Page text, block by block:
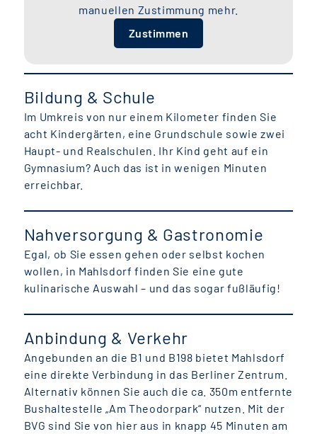
manuellen Zustimmung mehr.
Zustimmen
Bildung & Schule
Im Umkreis von nur einem Kilometer finden Sie
acht Kindergärten, eine Grundschule sowie zwei
Haupt- und Realschulen. Ihr Kind geht auf ein
Gymnasium? Auch das ist in wenigen Minuten
erreichbar.
Nahversorgung & Gastronomie
Egal, ob Sie essen gehen oder selbst kochen
wollen, in Mahlsdorf finden Sie eine gute
kulinarische Auswahl – und das sogar fußläufig!
Anbindung & Verkehr
Angebunden an die B1 und B198 bietet Mahlsdorf
eine direkte Verbindung in das Berliner Zentrum.
Alternativ können Sie auch die ca. 350m entfernte
Bushaltestelle „Am Theodorpark“ nutzen. Mit der
BVG sind Sie von hier aus in knapp 45 Minuten am